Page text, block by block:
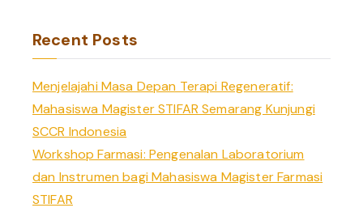
Recent Posts
Menjelajahi Masa Depan Terapi Regeneratif:
Mahasiswa Magister STIFAR Semarang Kunjungi
SCCR Indonesia
Workshop Farmasi: Pengenalan Laboratorium
dan Instrumen bagi Mahasiswa Magister Farmasi
STIFAR